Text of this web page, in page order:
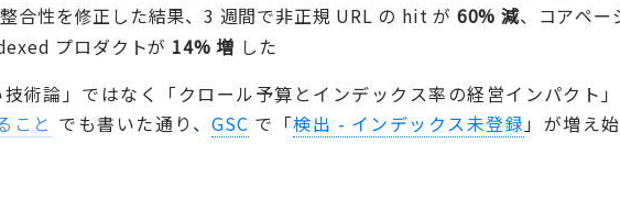
合性を修正した結果、3 週間で非正規 URL の hit が 60% 減、コアペー
プロダクトが 14% 増 した
術論」ではなく「クロール予算とインデックス率の経営インパクト
こと でも書いた通り、GSC で「検出 - インデックス未登録 」が増え